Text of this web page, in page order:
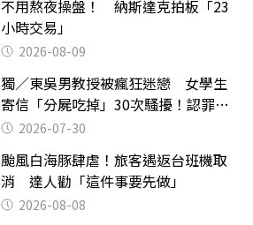
不用熬夜操盤！ 納斯達克拍板「23
小時交易」
2026-08-09
獨／東吳男教授被瘋狂迷戀 女學生
寄信「分屍吃掉」30次騷擾！認罪免
關 2026-07-30
颱風白海豚肆虐！旅客遇返台班機取
消 達人勸「這件事要先做」
2026-08-08